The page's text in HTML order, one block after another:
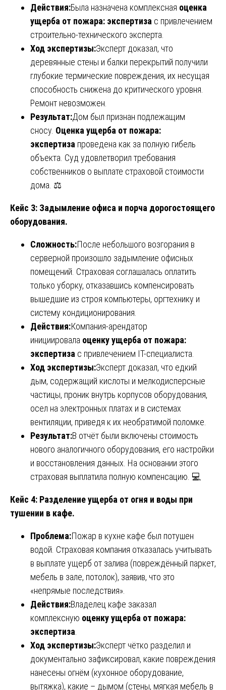
Действия:Была назначена комплексная оценка
ущерба от пожара: экспертиза с привлечением
строительно-технического эксперта.
Ход экспертизы:Эксперт доказал, что
деревянные стены и балки перекрытий получили
глубокие термические повреждения, их несущая
способность снижена до критического уровня.
Ремонт невозможен.
Результат:Дом был признан подлежащим
сносу. Оценка ущерба от пожара:
экспертиза проведена как за полную гибель
объекта. Суд удовлетворил требования
собственников о выплате страховой стоимости
дома. ⚖️
Кейс 3: Задымление офиса и порча дорогостоящего
оборудования.
Сложность:После небольшого возгорания в
серверной произошло задымление офисных
помещений. Страховая соглашалась оплатить
только уборку, отказавшись компенсировать
вышедшие из строя компьютеры, оргтехнику и
систему кондиционирования.
Действия:Компания-арендатор
инициировала оценку ущерба от пожара:
экспертиза с привлечением IT-специалиста.
Ход экспертизы:Эксперт доказал, что едкий
дым, содержащий кислоты и мелкодисперсные
частицы, проник внутрь корпусов оборудования,
осел на электронных платах и в системах
вентиляции, приведя к их необратимой поломке.
Результат:В отчёт были включены стоимость
нового аналогичного оборудования, его настройки
и восстановления данных. На основании этого
страховая выплатила полную компенсацию. 💻
Кейс 4: Разделение ущерба от огня и воды при
тушении в кафе.
Проблема:Пожар в кухне кафе был потушен
водой. Страховая компания отказалась учитывать
в выплате ущерб от залива (повреждённый паркет,
мебель в зале, потолок), заявив, что это
«непрямые последствия».
Действия:Владелец кафе заказал
комплексную оценку ущерба от пожара:
экспертиза
Ход экспертизы:Эксперт чётко разделил и
документально зафиксировал, какие повреждения
нанесены огнём (кухонное оборудование,
вытяжка), какие – дымом (стены, мягкая мебель в